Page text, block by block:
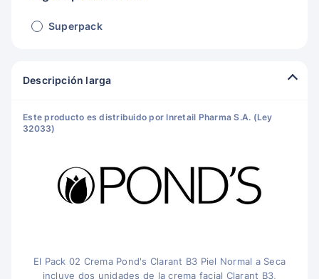
Superpack
Descripción larga
Este producto es distribuido por Inretail Pharma S.A. (Ley
32033)
El Pack 02 Crema Pond's Clarant B3 Piel Normal a Seca
incluye dos unidades de la crema facial Clarant B3,